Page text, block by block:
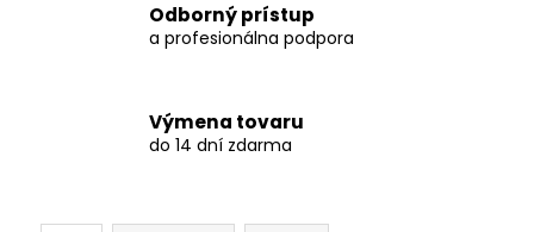
Odborný prístup
a profesionálna podpora
Výmena tovaru
do 14 dní zdarma